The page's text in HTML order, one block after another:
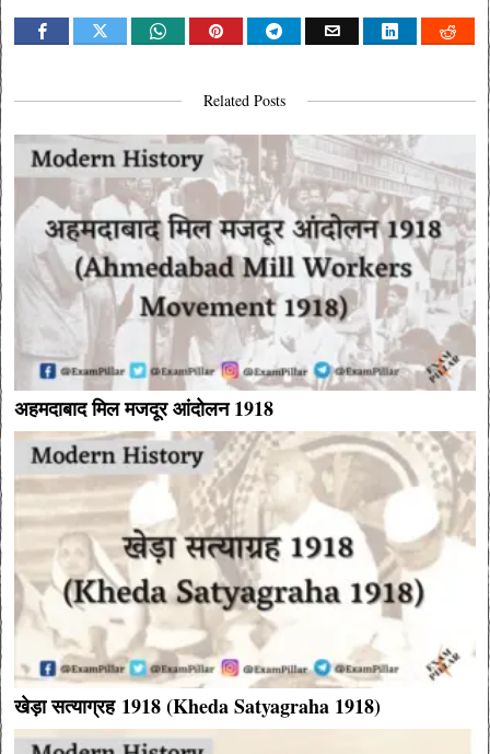
Related Posts
अहमदाबाद मिल मजदूर आंदोलन 1918
खेड़ा सत्याग्रह 1918 (Kheda Satyagraha 1918)